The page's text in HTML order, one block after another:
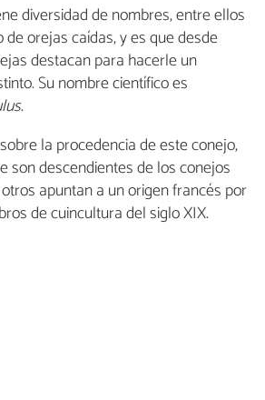
diversidad de nombres, entre ellos
orejas caídas, y es que desde
destacan para hacerle un
Su nombre científico es
.
la procedencia de este conejo,
son descendientes de los conejos
apuntan a un origen francés por
de cuincultura del siglo XIX.